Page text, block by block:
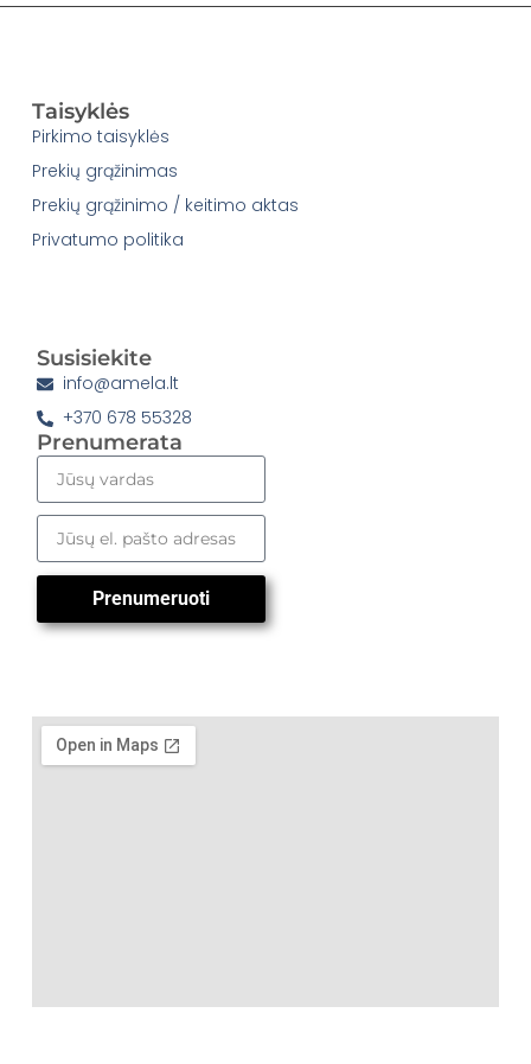
Taisyklės
Pirkimo taisyklės
Prekių grąžinimas
Prekių grąžinimo / keitimo aktas
Privatumo politika
Susisiekite
info@amela.lt
+370 678 55328
Prenumerata
Prenumeruoti